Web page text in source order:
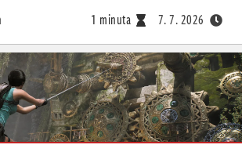
1 minuta 7. 7. 2026